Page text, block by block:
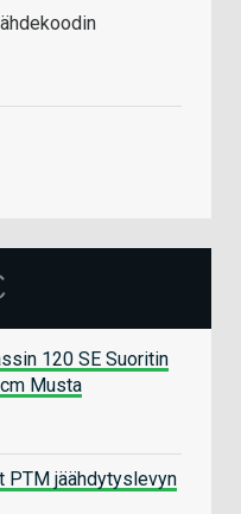
120 SE Suoritin
Musta
PTM jäähdytyslevyn